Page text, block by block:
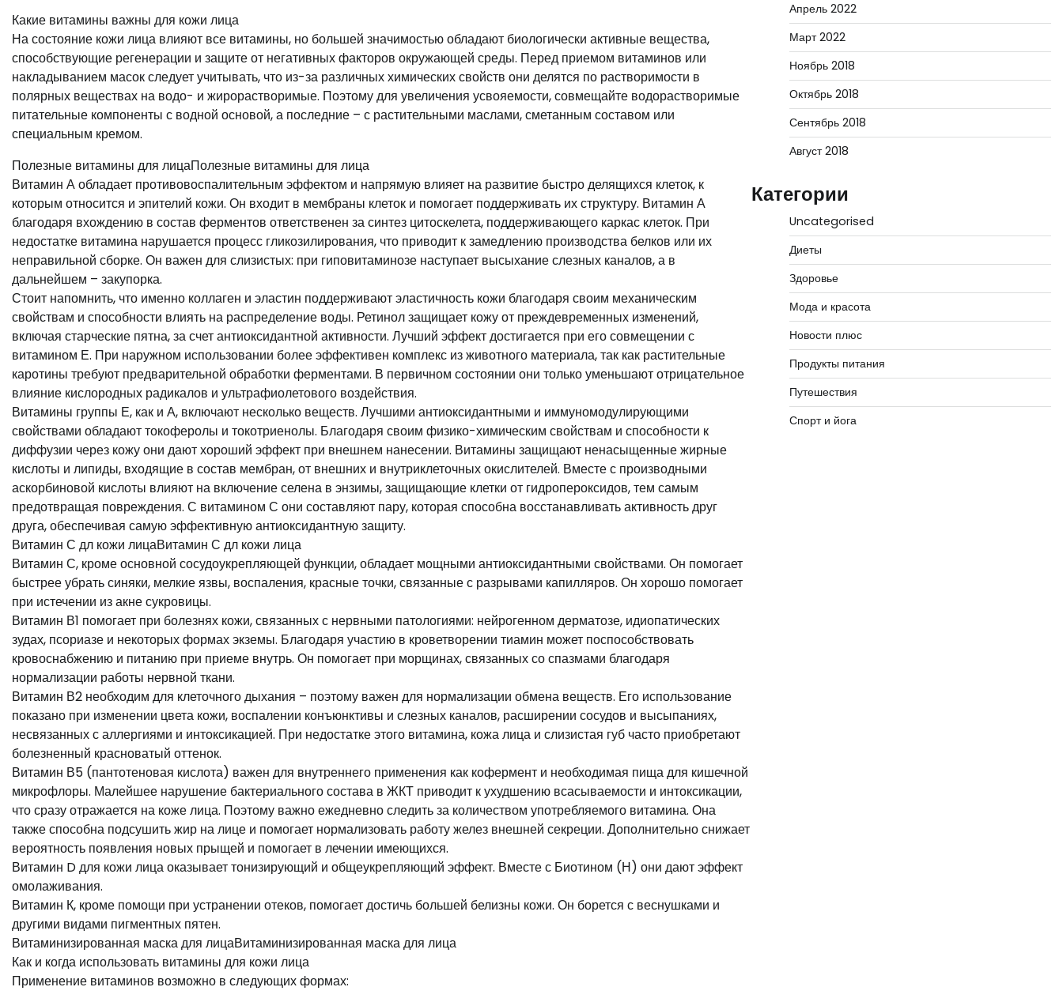
Какие витамины важны для кожи лица
На состояние кожи лица влияют все витамины, но большей значимостью обладают биологически активные вещества,
способствующие регенерации и защите от негативных факторов окружающей среды. Перед приемом витаминов или
накладыванием масок следует учитывать, что из-за различных химических свойств они делятся по растворимости в
полярных веществах на водо- и жирорастворимые. Поэтому для увеличения усвояемости, совмещайте водорастворимые
питательные компоненты с водной основой, а последние – с растительными маслами, сметанным составом или
специальным кремом.
Полезные витамины для лицаПолезные витамины для лица
Витамин А обладает противовоспалительным эффектом и напрямую влияет на развитие быстро делящихся клеток, к
которым относится и эпителий кожи. Он входит в мембраны клеток и помогает поддерживать их структуру. Витамин А
благодаря вхождению в состав ферментов ответственен за синтез цитоскелета, поддерживающего каркас клеток. При
недостатке витамина нарушается процесс гликозилирования, что приводит к замедлению производства белков или их
неправильной сборке. Он важен для слизистых: при гиповитаминозе наступает высыхание слезных каналов, а в
дальнейшем – закупорка.
Стоит напомнить, что именно коллаген и эластин поддерживают эластичность кожи благодаря своим механическим
свойствам и способности влиять на распределение воды. Ретинол защищает кожу от преждевременных изменений,
включая старческие пятна, за счет антиоксидантной активности. Лучший эффект достигается при его совмещении с
витамином Е. При наружном использовании более эффективен комплекс из животного материала, так как растительные
каротины требуют предварительной обработки ферментами. В первичном состоянии они только уменьшают отрицательное
влияние кислородных радикалов и ультрафиолетового воздействия.
Витамины группы Е, как и А, включают несколько веществ. Лучшими антиоксидантными и иммуномодулирующими
свойствами обладают токоферолы и токотриенолы. Благодаря своим физико-химическим свойствам и способности к
диффузии через кожу они дают хороший эффект при внешнем нанесении. Витамины защищают ненасыщенные жирные
кислоты и липиды, входящие в состав мембран, от внешних и внутриклеточных окислителей. Вместе с производными
аскорбиновой кислоты влияют на включение селена в энзимы, защищающие клетки от гидропероксидов, тем самым
предотвращая повреждения. С витамином С они составляют пару, которая способна восстанавливать активность друг
друга, обеспечивая самую эффективную антиоксидантную защиту.
Витамин С дл кожи лицаВитамин С дл кожи лица
Витамин С, кроме основной сосудоукрепляющей функции, обладает мощными антиоксидантными свойствами. Он помогает
быстрее убрать синяки, мелкие язвы, воспаления, красные точки, связанные с разрывами капилляров. Он хорошо помогает
при истечении из акне сукровицы.
Витамин В1 помогает при болезнях кожи, связанных с нервными патологиями: нейрогенном дерматозе, идиопатических
зудах, псориазе и некоторых формах экземы. Благодаря участию в кроветворении тиамин может поспособствовать
кровоснабжению и питанию при приеме внутрь. Он помогает при морщинах, связанных со спазмами благодаря
нормализации работы нервной ткани.
Витамин В2 необходим для клеточного дыхания – поэтому важен для нормализации обмена веществ. Его использование
показано при изменении цвета кожи, воспалении конъюнктивы и слезных каналов, расширении сосудов и высыпаниях,
несвязанных с аллергиями и интоксикацией. При недостатке этого витамина, кожа лица и слизистая губ часто приобретают
болезненный красноватый оттенок.
Витамин В5 (пантотеновая кислота) важен для внутреннего применения как кофермент и необходимая пища для кишечной
микрофлоры. Малейшее нарушение бактериального состава в ЖКТ приводит к ухудшению всасываемости и интоксикации,
что сразу отражается на коже лица. Поэтому важно ежедневно следить за количеством употребляемого витамина. Она
также способна подсушить жир на лице и помогает нормализовать работу желез внешней секреции. Дополнительно снижает
вероятность появления новых прыщей и помогает в лечении имеющихся.
Витамин D для кожи лица оказывает тонизирующий и общеукрепляющий эффект. Вместе с Биотином (Н) они дают эффект
омолаживания.
Витамин К, кроме помощи при устранении отеков, помогает достичь большей белизны кожи. Он борется с веснушками и
другими видами пигментных пятен.
Витаминизированная маска для лицаВитаминизированная маска для лица
Как и когда использовать витамины для кожи лица
Применение витаминов возможно в следующих формах:
Апрель 2022
Март 2022
Ноябрь 2018
Октябрь 2018
Сентябрь 2018
Август 2018
Категории
Uncategorised
Диеты
Здоровье
Мода и красота
Новости плюс
Продукты питания
Путешествия
Спорт и йога